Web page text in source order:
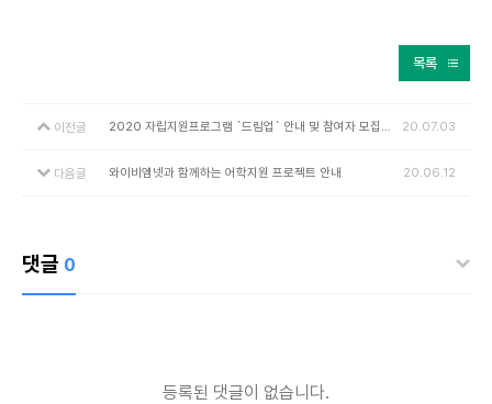
목록
이전글 2020 자립지원프로그램 `드림업` 안내 및 참여자 모집(고등학생용) 20.07.03
다음글 와이비엠넷과 함께하는 어학지원 프로젝트 안내 20.06.12
댓글 0
등록된 댓글이 없습니다.